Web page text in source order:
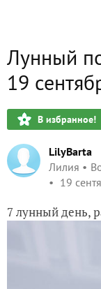
Лунный
19
В избранное!
LilyBarta
Лилия
19
7 лунный день,